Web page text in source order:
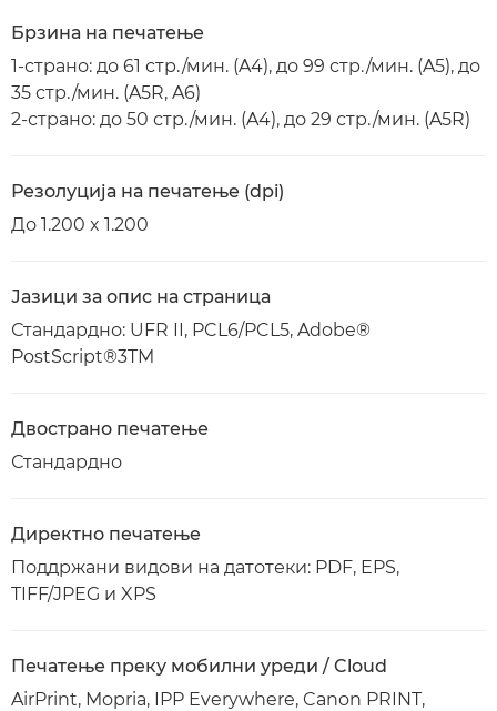
Брзина на печатење
1-страно: до 61 стр./мин. (A4), до 99 стр./мин. (A5), до
35 стр./мин. (A5R, A6)
2-страно: до 50 стр./мин. (A4), до 29 стр./мин. (A5R)
Резолуција на печатење (dpi)
До 1.200 x 1.200
Јазици за опис на страница
Стандардно: UFR II, PCL6/PCL5, Adobe®
PostScript®3TM
Двострано печатење
Стандардно
Директно печатење
Поддржани видови на датотеки: PDF, EPS,
TIFF/JPEG и XPS
Печатење преку мобилни уреди / Cloud
AirPrint, Mopria, IPP Everywhere, Canon PRINT,